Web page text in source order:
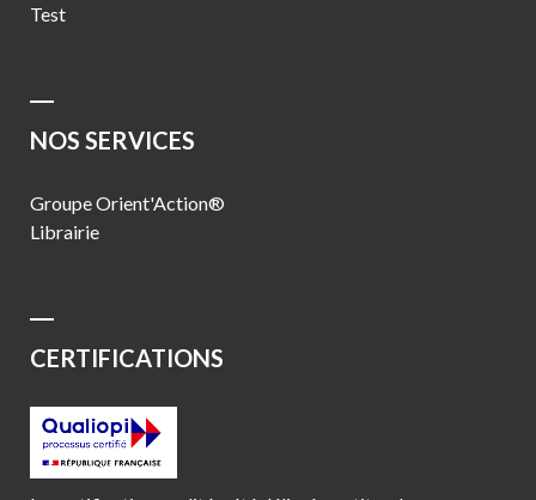
Test
NOS SERVICES
Groupe Orient'Action®
Librairie
CERTIFICATIONS